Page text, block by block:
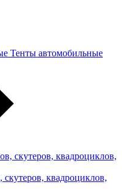
Тенты автомобильные
квадроциклов,